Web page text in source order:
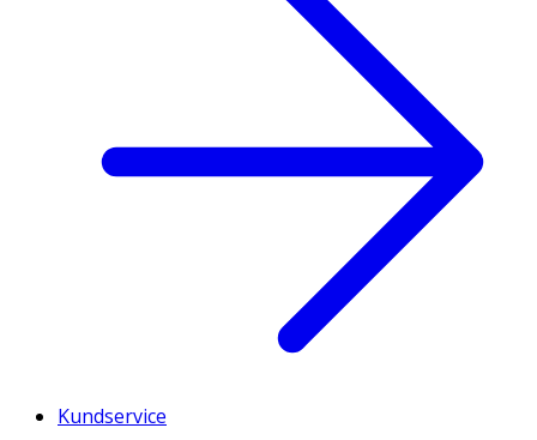
Kundservice